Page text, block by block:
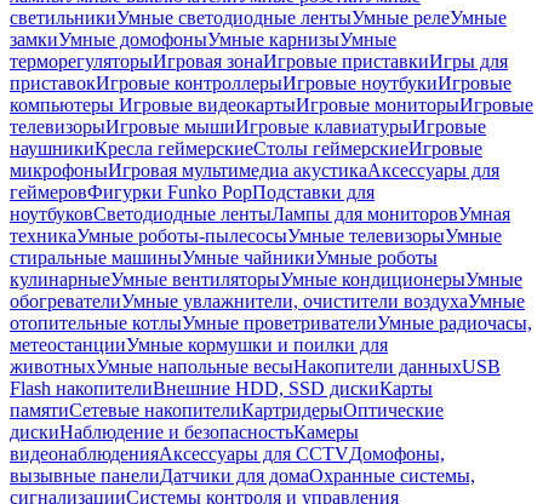
светильникиУмные светодиодные лентыУмные релеУмные
замкиУмные домофоныУмные карнизыУмные
терморегуляторыИгровая зонаИгровые приставкиИгры для
приставокИгровые контроллерыИгровые ноутбукиИгровые
компьютеры Игровые видеокартыИгровые мониторыИгровые
телевизорыИгровые мышиИгровые клавиатурыИгровые
наушникиКресла геймерскиеСтолы геймерскиеИгровые
микрофоныИгровая мультимедиа акустикаАксессуары для
геймеровФигурки Funko PopПодставки для
ноутбуковСветодиодные лентыЛампы для мониторовУмная
техникаУмные роботы-пылесосыУмные телевизорыУмные
стиральные машиныУмные чайникиУмные роботы
кулинарныеУмные вентиляторыУмные кондиционерыУмные
обогревателиУмные увлажнители, очистители воздухаУмные
отопительные котлыУмные проветривателиУмные радиочасы,
метеостанцииУмные кормушки и поилки для
животныхУмные напольные весыНакопители данныхUSB
Flash накопителиВнешние HDD, SSD дискиКарты
памятиСетевые накопителиКартридерыОптические
дискиНаблюдение и безопасностьКамеры
видеонаблюденияАксессуары для CCTVДомофоны,
вызывные панелиДатчики для домаОхранные системы,
сигнализацииСистемы контроля и управления